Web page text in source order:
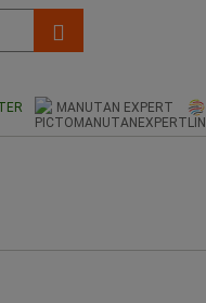
MANUTAN EXPERT